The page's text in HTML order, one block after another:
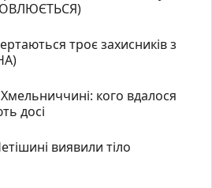
троє захисників з
Хмельниччині: кого вдалося
досі
виявили тіло